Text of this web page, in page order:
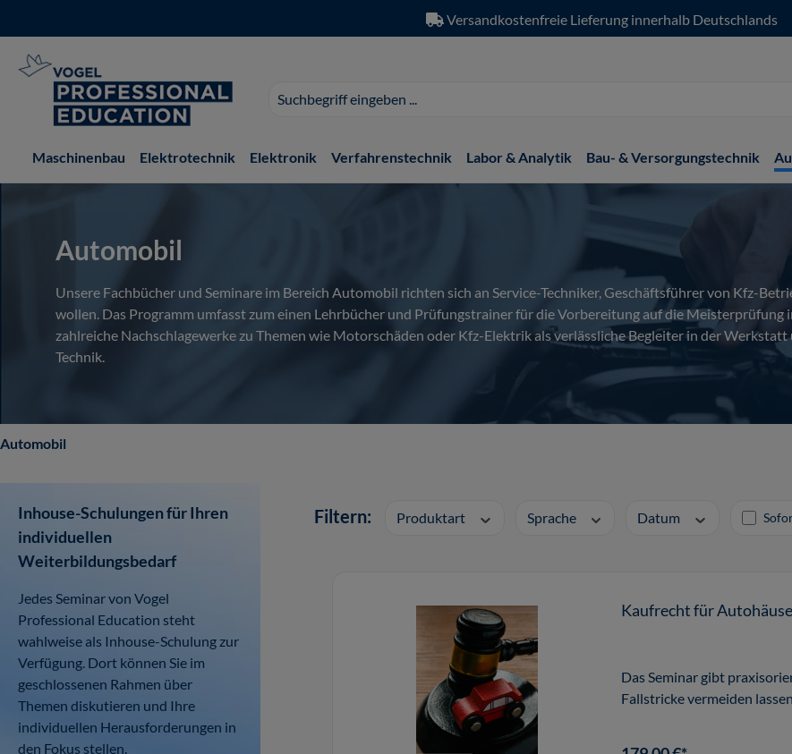
Versandkostenfreie Lieferung innerhalb Deutschlands
Suchvorschläge
erscheinen
der
Maschinenbau Elektrotechnik Elektronik Verfahrenstechnik Labor & Analytik Bau- & Versorgungstechnik
Automobil
Unsere Fachbücher und Seminare im Bereich Automobil richten sich an Service-Techniker, Geschäftsführer von Kfz-
wollen. Das Programm umfasst zum einen Lehrbücher und Prüfungstrainer für die Vorbereitung auf die Meisterprüfung
zahlreiche Nachschlagewerke zu Themen wie Motorschäden oder Kfz-Elektrik als verlässliche Begleiter in der
Technik.
Automobil
Inhouse-Schulungen für Ihren
individuellen
Weiterbildungsbedarf
Jedes Seminar von Vogel
Professional Education steht
wahlweise als Inhouse-Schulung zur
Verfügung. Dort können Sie im
geschlossenen Rahmen über
Themen diskutieren und Ihre
individuellen Herausforderungen in
den Fokus stellen.
Filtern: Produktart Sprache Datum
Kaufrecht für
Das Seminar gibt
Fallstricke vermeiden